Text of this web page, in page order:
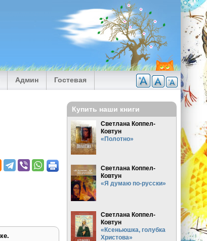
Админ Гостевая
Купить наши книги
Светлана Коппел-
Ковтун
«Полотно»
Светлана Коппел-
Ковтун
«Я думаю по-русски»
Светлана Коппел-
Ковтун
«Ксеньюшка, голубка
Христова»